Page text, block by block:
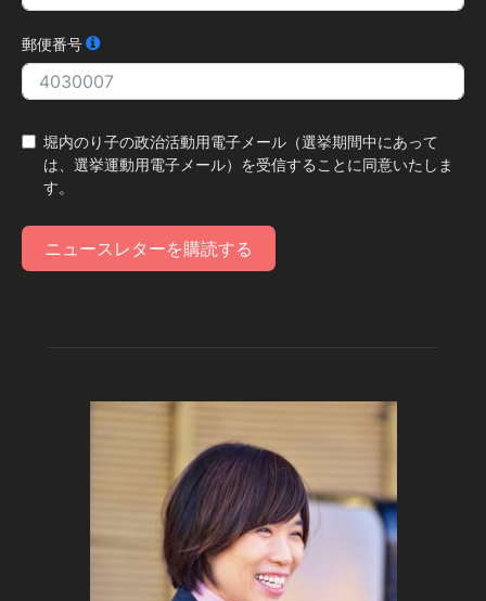
郵便番号
堀内のり子の政治活動用電子メール（選挙期間中にあって
は、選挙運動用電子メール）を受信することに同意いたしま
す。
ニュースレターを購読する